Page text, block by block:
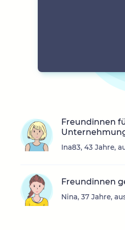
Freundinnen
Ina83, 43 Jahre,
Freundinnen
Nina, 37 Jahre,